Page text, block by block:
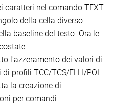
caratteri nel comando TEXT
della cella diverso
baseline del testo. Ora le
l'azzeramento dei valori di
di profili TCC/TCS/ELLI/POL.
la creazione di
per comandi